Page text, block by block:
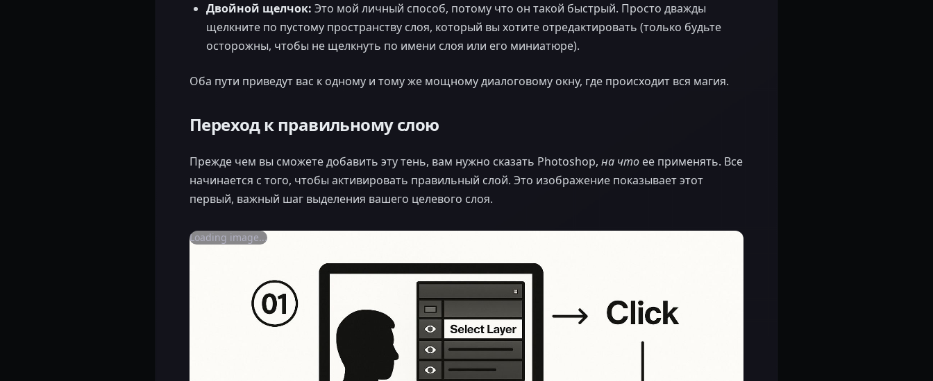
Двойной щелчок: Это мой личный способ, потому что он такой быстрый. Просто дважды
щелкните по пустому пространству слоя, который вы хотите отредактировать (только будьте
осторожны, чтобы не щелкнуть по имени слоя или его миниатюре).
Оба пути приведут вас к одному и тому же мощному диалоговому окну, где происходит вся магия.
Переход к правильному слою
Прежде чем вы сможете добавить эту тень, вам нужно сказать Photoshop, на что ее применять. Все
начинается с того, чтобы активировать правильный слой. Это изображение показывает этот
первый, важный шаг выделения вашего целевого слоя.
Loading image...